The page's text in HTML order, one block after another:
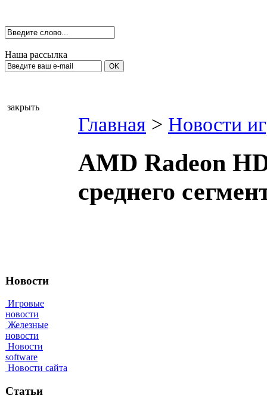
Наша рассылка
закрыть
Новости
Игровые
новости
Железные
новости
Новости
software
Новости сайта
Статьи
Главная > Новости
AMD Radeon
среднего